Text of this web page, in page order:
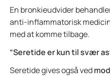
En bronkieudvider
anti-inflammatorisk
med at komme tilbage.
“Seretide er kun til svær
Seretide gives også ved